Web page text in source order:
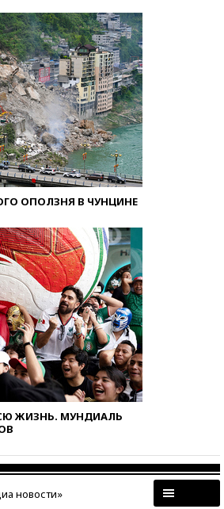
ОПОЛЗНЯ В ЧУНЦИНЕ
ЖИЗНЬ. МУНДИАЛЬ
новости»